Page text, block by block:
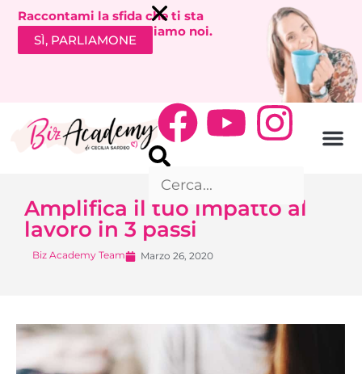
Raccontami la sfida che ti sta
bloccando. Ti richiamiamo noi.
SÌ, PARLIAMONE
Amplifica il tuo impatto al
lavoro in 3 passi
Biz Academy Team Marzo 26, 2020